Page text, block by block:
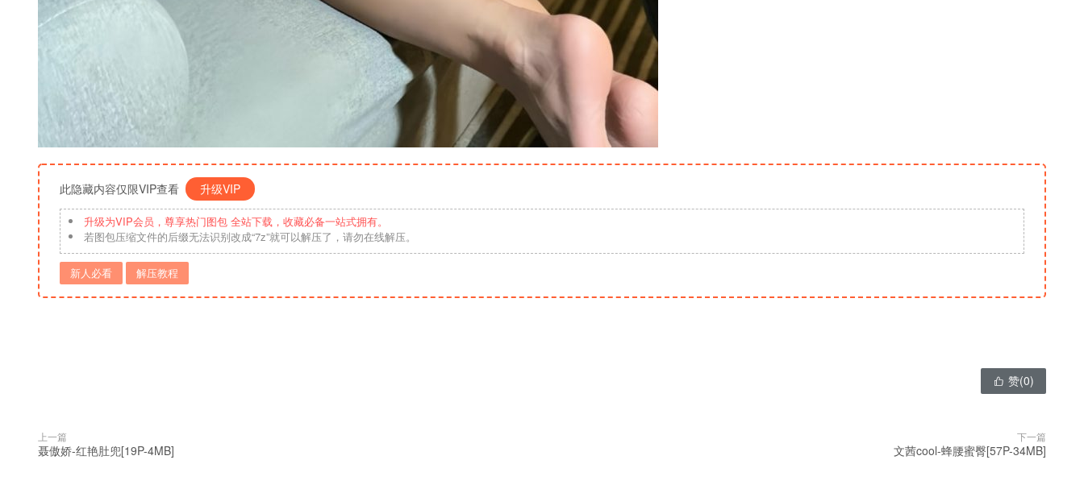
此隐藏内容仅限VIP查看 升级VIP
升级为VIP会员，尊享热门图包 全站下载，收藏必备一站式拥有。
若图包压缩文件的后缀无法识别改成“7z”就可以解压了，请勿在线解压。
新人必看 解压教程
 赞(0)
上一篇
聂傲娇-红艳肚兜[19P-4MB]
下一篇
文茜cool-蜂腰蜜臀[57P-34MB]